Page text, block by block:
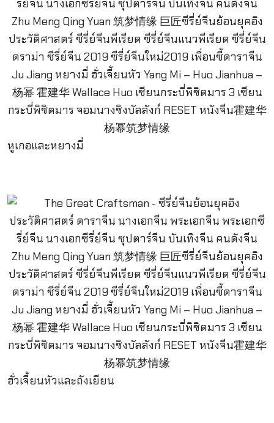
หูเกอและหยางมี่
ฮั่วเจี้ยนหัวและถังเยียน